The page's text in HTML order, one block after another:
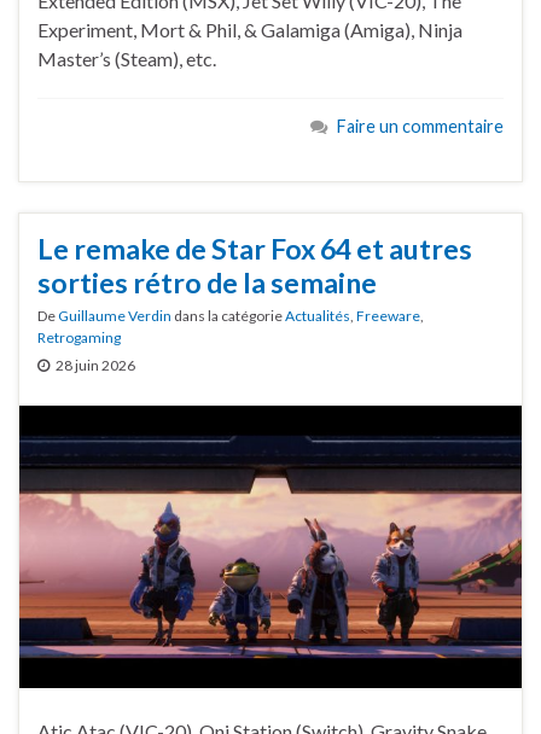
Experiment, Mort & Phil, & Galamiga (Amiga), Ninja
Master’s (Steam), etc.
Faire un commentaire
Le remake de Star Fox 64 et autres
sorties rétro de la semaine
DeGuillaume Verdin dans la catégorieActualités Freeware
Retrogaming
28 juin 2026